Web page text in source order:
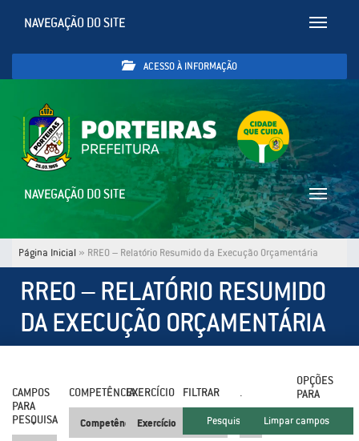
Toggle
NAVEGAÇÃO DO SITE
ACESSO À INFORMAÇÃO
Toggle
NAVEGAÇÃO DO SITE
Página Inicial » RREO – Relatório Resumido da Execução Orçamentária
RREO – RELATÓRIO RESUMIDO
DA EXECUÇÃO ORÇAMENTÁRIA
CAMPOS
PARA
PESQUISA
COMPETÊNCIAEXERCÍCIO FILTRAR .
OPÇÕES
PARA